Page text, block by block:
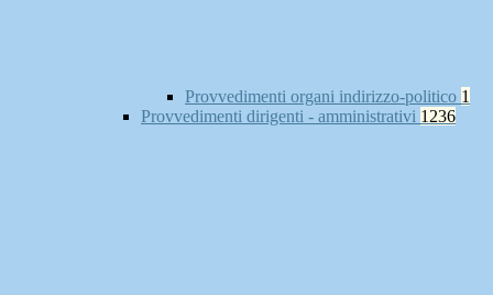
Provvedimenti organi indirizzo-politico 1
Provvedimenti dirigenti - amministrativi 1236